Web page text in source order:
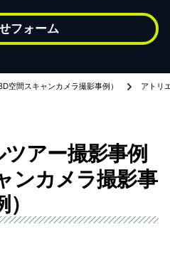
フォーム
空間スキャンカメラ撮影事例） アトリ
アー撮影事例
ンカメラ撮影事
）